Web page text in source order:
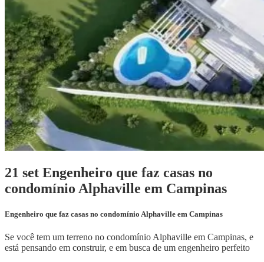
21 set Engenheiro que faz casas no
condomínio Alphaville em Campinas
Engenheiro que faz casas no condomínio Alphaville em Campinas
Se você tem um terreno no condomínio Alphaville em Campinas, e
está pensando em construir, e em busca de um engenheiro perfeito